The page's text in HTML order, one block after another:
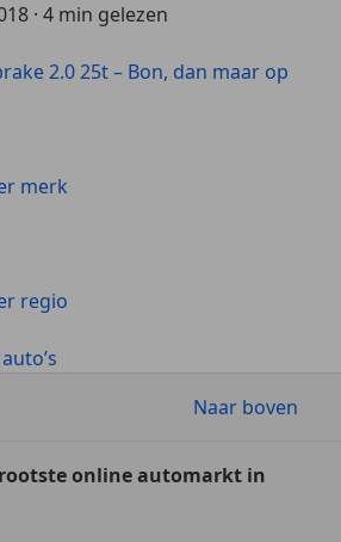
· 4 min gelezen
2.0 25t – Bon, dan maar op
merk
regio
Naar boven
online automarkt in